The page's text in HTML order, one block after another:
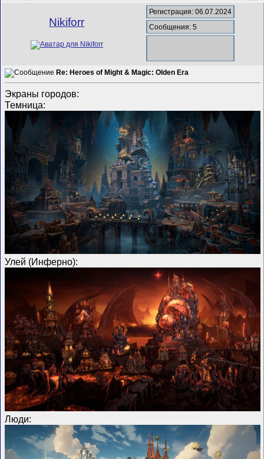
Nikiforr
Регистрация: 06.07.2024
Сообщения: 5
Re: Heroes of Might & Magic: Olden Era
Экраны городов:
Темница:
Улей (Инферно):
Люди: